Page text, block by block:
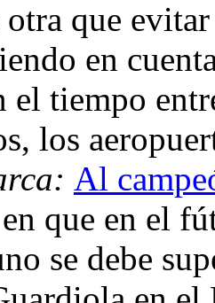
otra que
en
el tiempo
los
Al
que en el
se debe